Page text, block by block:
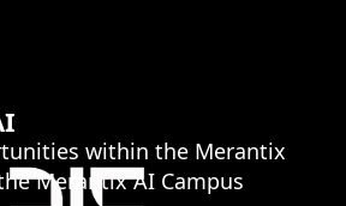
within the Merantix
Merantix AI Campus